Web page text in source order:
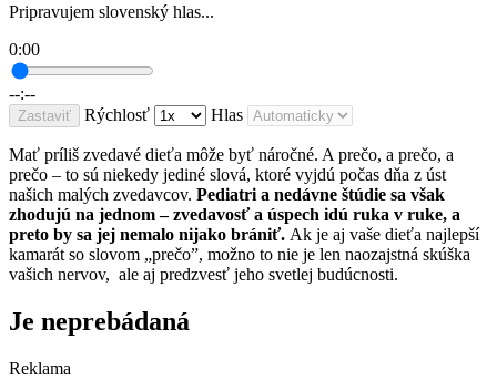
Pripravujem slovenský hlas...
0:00
--:--
Zastaviť Rýchlosť Hlas
Mať príliš zvedavé dieťa môže byť náročné. A prečo, a prečo, a
prečo – to sú niekedy jediné slová, ktoré vyjdú počas dňa z úst
našich malých zvedavcov. Pediatri a nedávne štúdie sa však
zhodujú na jednom – zvedavosť a úspech idú ruka v ruke, a
preto by sa jej nemalo nijako brániť. Ak je aj vaše dieťa najlepší
kamarát so slovom „prečo”, možno to nie je len naozajstná skúška
vašich nervov, ale aj predzvesť jeho svetlej budúcnosti.
Je neprebádaná
Reklama